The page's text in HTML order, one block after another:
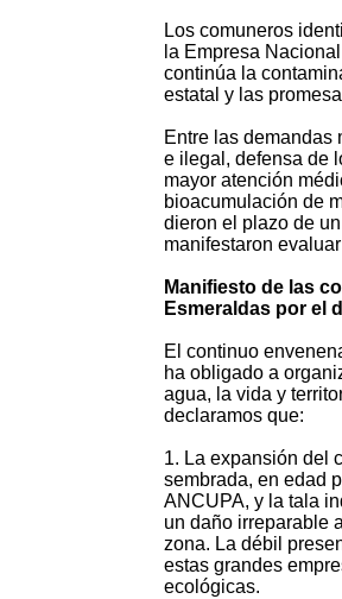
Los comuneros
la Empresa
continúa la
estatal y las
Entre las demandas
e ilegal, defensa de
mayor atención
bioacumulación de
dieron el plazo de
manifestaron
Manifiesto de las
Esmeraldas por el
El continuo
ha obligado a
agua, la vida y
declaramos que:
1. La expansión del
sembrada, en edad
ANCUPA, y la tala
un daño irreparable
zona. La débil
estas grandes
ecológicas.